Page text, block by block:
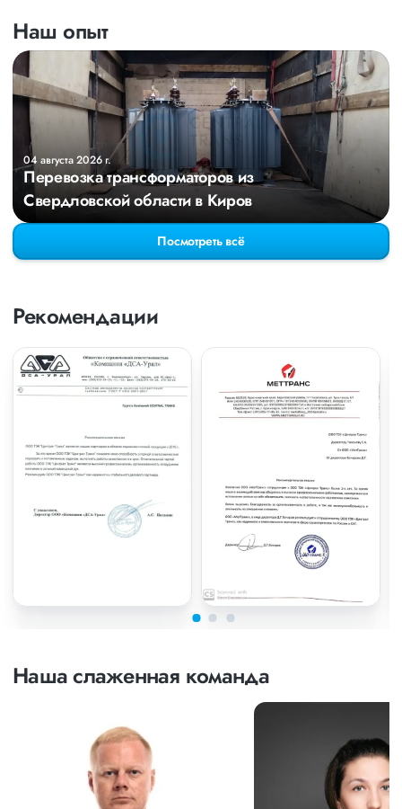
Наш опыт
04 августа 2026 г.
Перевозка трансформаторов из
Свердловской области в Киров
Посмотреть всё
Рекомендации
Наша слаженная команда